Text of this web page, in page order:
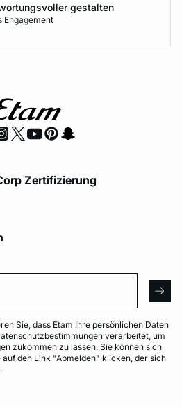
gestalten
Engagement
Zertifizierung
Sie, dass Etam Ihre persönlichen Daten
verarbeitet, um
zukommen zu lassen. Sie können sich
den Link "Abmelden" klicken, der sich